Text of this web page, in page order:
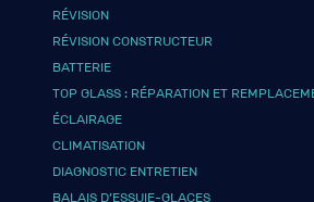
RÉVISION
RÉVISION CONSTRUCTEUR
BATTERIE
TOP GLASS : RÉPARATION ET
ÉCLAIRAGE
CLIMATISATION
DIAGNOSTIC ENTRETIEN
BALAIS D’ESSUIE-GLACES